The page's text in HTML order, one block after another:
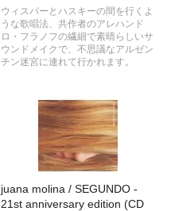
ウィスパーとハスキーの間を行くよ
うな歌唱法、共作者のアレハンド
ロ・フラノフの繊細で素晴らしいサ
ウンドメイクで、不思議なアルゼン
チン迷宮に連れて行かれます。
juana molina / SEGUNDO -
21st anniversary edition (CD